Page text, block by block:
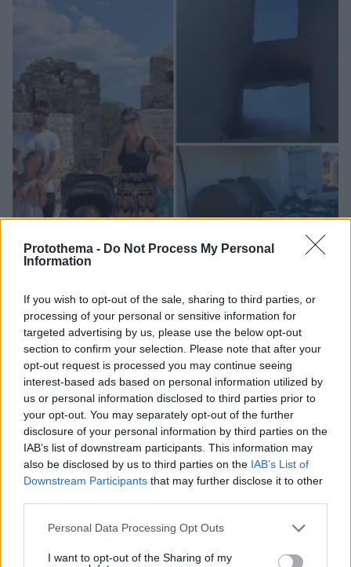
Protothema - Do Not Process My Personal
Information
If you wish to opt-out of the sale, sharing to third parties, or
processing of your personal or sensitive information for
targeted advertising by us, please use the below opt-out
section to confirm your selection. Please note that after your
opt-out request is processed you may continue seeing
interest-based ads based on personal information utilized by
us or personal information disclosed to third parties prior to
your opt-out. You may separately opt-out of the further
disclosure of your personal information by third parties on the
IAB’s list of downstream participants. This information may
also be disclosed by us to third parties on the IAB’s List of
Downstream Participants that may further disclose it to other
Please note that this website/app uses one or more Google
not limited to your visit or usage behaviour. You may click to
Personal Data Processing Opt Outs
I want to opt-out of the Sharing of my
Ζευγάρι Βρετανών με 3 παιδιά πούλησαν τα πάντα
για να αγοράσουν σπίτι στην Αιγιάλεια,
καταστράφηκε από την πυρκαγιά λίγο πριν
μετακομίσουν, φωτογραφίες
05.08.2026, 19:53
Άγριο διπλό έγκλημα στην Ταϊλάνδη:
Σκότωσαν δύο αδέλφια από τη Ρωσία
για τη μηχανή τους και μια οικογένεια
για το φορτηγάκι της
06.08.2026, 09:29 12